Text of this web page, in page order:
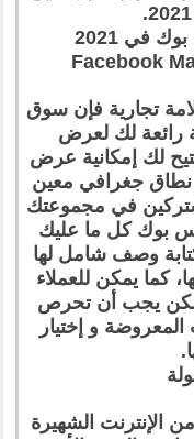
في 2021
تجارية فإن سوق
لك لعرض
لك إمكانية عرض
جغرافي معين
في مجموعتك
بوك كل ما عليك
وصف شامل لها
كما يمكن للعملاء
و لكن يجب أن تحرص
و إختيار
الإنترنت الشهيرة